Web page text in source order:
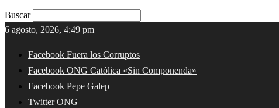
Buscar
6 agosto, 2026, 4:49 pm
Facebook Fuera los Corruptos
Facebook ONG Católica «Sin Componenda»
Facebook Pepe Galep
Twitter ONG